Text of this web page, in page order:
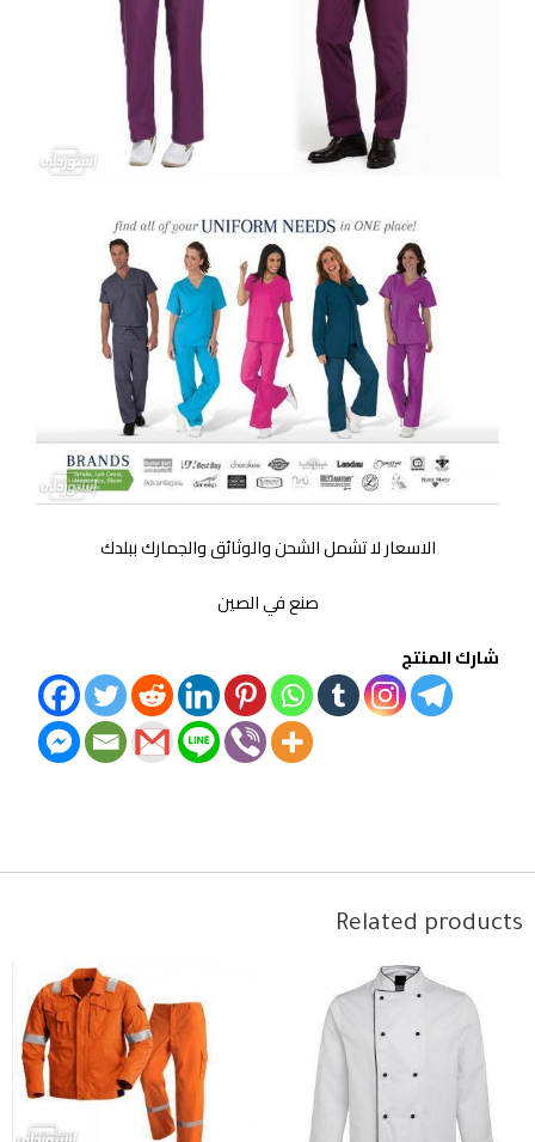
الاسعار لا تشمل الشحن والوثائق والجمارك ببلدك
صنع في الصين
شارك المنتج
Related products